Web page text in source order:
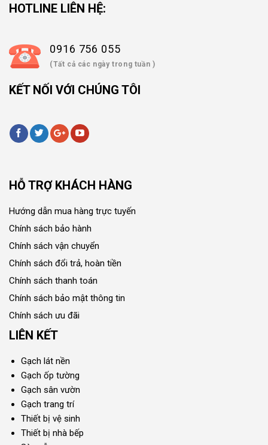
HOTLINE LIÊN HỆ:
0916 756 055
(Tất cả các ngày trong tuần )
KẾT NỐI VỚI CHÚNG TÔI
HỖ TRỢ KHÁCH HÀNG
Hướng dẫn mua hàng trực tuyến
Chính sách bảo hành
Chính sách vận chuyển
Chính sách đổi trả, hoàn tiền
Chính sách thanh toán
Chính sách bảo mật thông tin
Chính sách ưu đãi
LIÊN KẾT
Gạch lát nền
Gạch ốp tường
Gạch sân vườn
Gạch trang trí
Thiết bị vệ sinh
Thiết bị nhà bếp